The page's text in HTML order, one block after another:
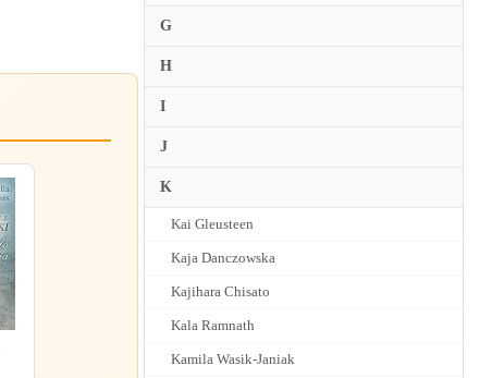
G
H
I
J
K
Kai Gleusteen
Kaja Danczowska
Kajihara Chisato
Kala Ramnath
Kamila Wasik-Janiak